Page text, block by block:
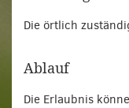
Die örtlich
Ablauf
Die Erlaubnis